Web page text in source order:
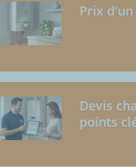
Prix
Devis
points